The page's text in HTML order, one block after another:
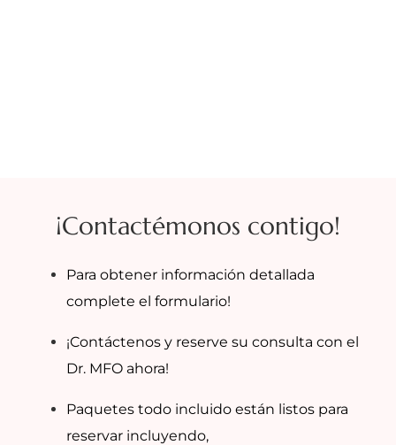
¡Contactémonos contigo!
Para obtener información detallada
complete el formulario!
¡Contáctenos y reserve su consulta con el
Dr. MFO ahora!
Paquetes todo incluido están listos para
reservar incluyendo,